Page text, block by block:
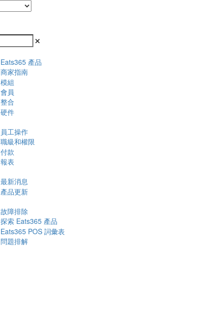
Eats365 產品
商家指南
模組
會員
整合
硬件
員工操作
職級和權限
付款
報表
最新消息
產品更新
故障排除
探索 Eats365 產品
Eats365 POS 詞彙表
問題排解